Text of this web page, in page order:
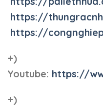
https://
https://
+)
Youtube: https://
+)